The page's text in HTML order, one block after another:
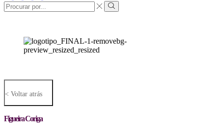
Search
input
Search
< Voltar atrás
Figueira Coriga